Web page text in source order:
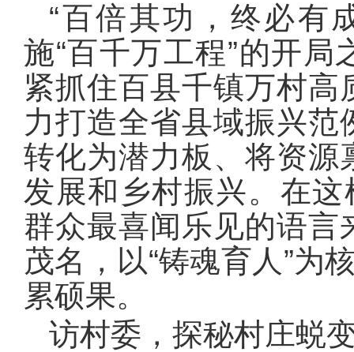
“百倍其功，终必有
施“百千万工程”的开
紧抓住百县千镇万村
力打造全省县域振兴
转化为潜力板、将资源
发展和乡村振兴。在这
群众最喜闻乐见的语
茂名，以“铸魂育人”为
累硕果。
访村委，探秘村庄蜕